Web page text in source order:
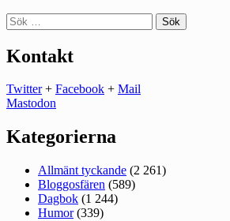
Sök
efter:
Kontakt
Twitter+ Facebook + Mail
Mastodon
Kategorierna
Allmänt tyckande (2 261)
Bloggosfären (589)
Dagbok (1 244)
Humor(339)